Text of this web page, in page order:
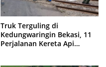
Truk Terguling di
Kedungwaringin Bekasi, 11
Perjalanan Kereta Api